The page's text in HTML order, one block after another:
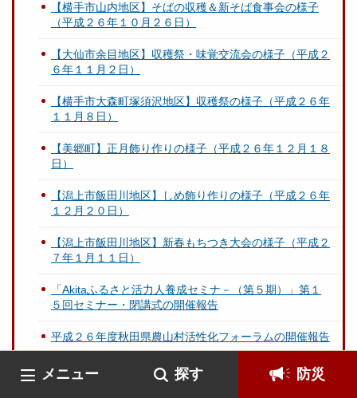
メニュー 探す 防災
【横手市山内地区】そばの収穫＆新そば食事会の様子
（平成２６年１０月２６日）
【大仙市余目地区】収穫祭・味覚交流会の様子（平成２
６年１１月２日）
【横手市大森町塚須沢地区】収穫祭の様子（平成２６年
１１月８日）
【美郷町】正月飾り作りの様子（平成２６年１２月１８
日）
【潟上市飯田川地区】しめ飾り作りの様子（平成２６年
１２月２０日）
【潟上市飯田川地区】新春もちつき大会の様子（平成２
７年１月１１日）
「Akitaふるさと活力人養成セミナ－（第５期）」第１
５回セミナー・閉講式の開催報告
平成２６年度秋田県農山村活性化フォーラムの開催報告
「Akitaふるさと活力人養成セミナ－（第５期）」第2回
セミナーの開催報告